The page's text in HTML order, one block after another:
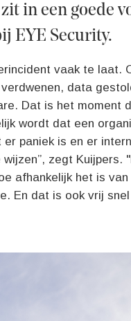
in een goede
EYE Security.
vaak te laat.
data
Dat is het moment
wordt dat een
paniek is en er
zegt Kuijpers.
afhankelijk het is
En dat is ook vrij